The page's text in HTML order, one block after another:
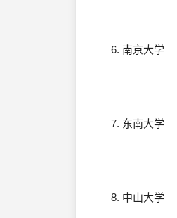
6. 南京大学
7. 东南大学
8. 中山大学